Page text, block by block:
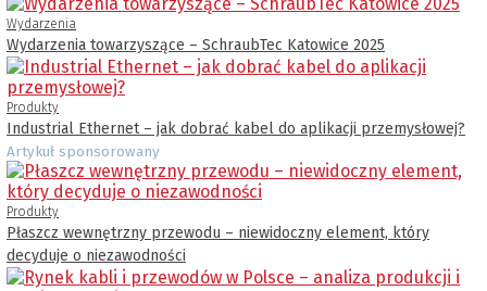
Wydarzenia
Wydarzenia towarzyszące – SchraubTec Katowice 2025
Produkty
Industrial Ethernet – jak dobrać kabel do aplikacji przemysłowej?
Artykuł sponsorowany
Produkty
Płaszcz wewnętrzny przewodu – niewidoczny element, który
decyduje o niezawodności